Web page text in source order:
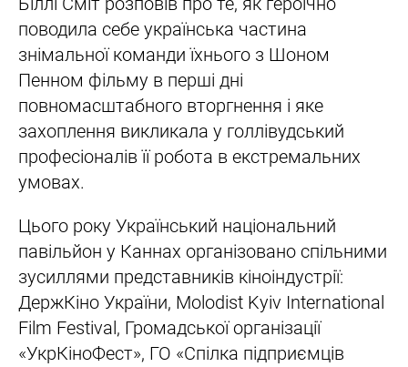
поводила себе українська частина
знімальної команди їхнього з Шоном
Пенном фільму в перші дні
повномасштабного вторгнення і яке
захоплення викликала у голлівудський
професіоналів її робота в екстремальних
умовах.
Цього року Український національний
павільйон у Каннах організовано спільними
зусиллями представників кіноіндустрії:
ДержКіно України, Molodist Kyiv International
Film Festival, Громадської організації
«УкрКіноФест», ГО «Спілка підприємців